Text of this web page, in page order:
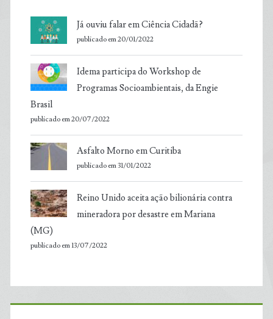
Já ouviu falar em Ciência Cidadã?
publicado em 20/01/2022
Idema participa do Workshop de
Programas Socioambientais, da Engie
Brasil
publicado em 20/07/2022
Asfalto Morno em Curitiba
publicado em 31/01/2022
Reino Unido aceita ação bilionária contra
mineradora por desastre em Mariana
(MG)
publicado em 13/07/2022